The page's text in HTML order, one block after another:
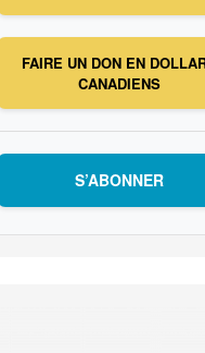
FAIRE UN DON EN
CANADIENS
S’ABONNER